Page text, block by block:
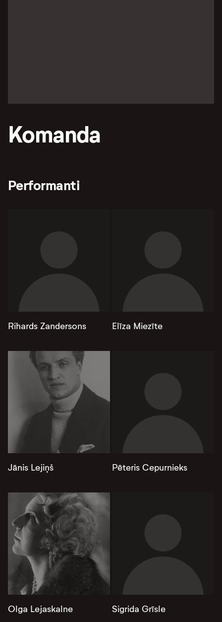
Komanda
Performanti
Rihards Zandersons Elīza Miezīte
Jānis Lejiņš Pēteris Cepurnieks
Olga Lejaskalne Sigrida Grīsle